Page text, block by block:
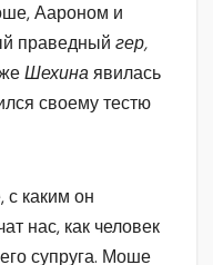
Аароном и
праведный гер,
Шехинаявилась
своему тестю
каким он
нас, как человек
супруга. Моше